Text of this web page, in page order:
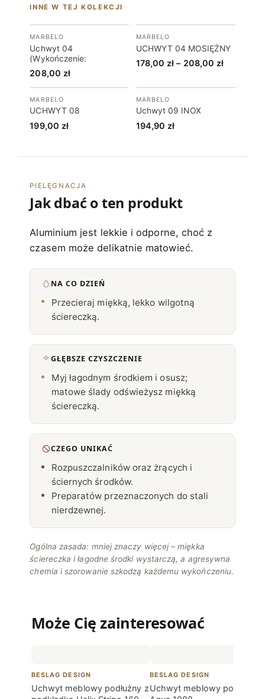
INNE W TEJ KOLEKCJI
MARBELO
Uchwyt 04
(Wykończenie:
208,00 zł
MARBELO
UCHWYT 04 MOSIĘŻNY
178,00 zł – 208,00 złZakres
od
MARBELO
UCHWYT 08
199,00 zł
MARBELO
Uchwyt 09 INOX
194,90 zł
PIELĘGNACJA
Jak dbać o ten produkt
Aluminium jest lekkie i odporne, choć z
czasem może delikatnie matowieć.
NA CO DZIEŃ
Przecieraj miękką, lekko wilgotną
ściereczką.
GŁĘBSZE CZYSZCZENIE
Myj łagodnym środkiem i osusz;
matowe ślady odświeżysz miękką
ściereczką.
CZEGO UNIKAĆ
Rozpuszczalników oraz żrących i
ściernych środków.
Preparatów przeznaczonych do stali
nierdzewnej.
Ogólna zasada: mniej znaczy więcej – miękka
ściereczka i łagodne środki wystarczą, a agresywna
chemia i szorowanie szkodzą każdemu wykończeniu.
Może Cię zainteresować
BESLAG DESIGN
Uchwyt meblowy podłużny z
BESLAG DESIGN
Uchwyt meblowy podłużny